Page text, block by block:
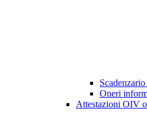
Oneri
Attestazioni OIV